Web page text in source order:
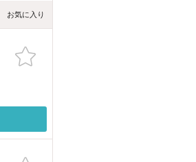
お気に入り